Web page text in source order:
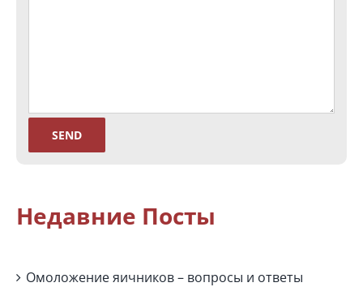
Недавние Посты
Омоложение яичников – вопросы и ответы